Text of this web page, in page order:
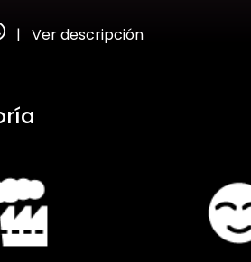
| Ver descripción